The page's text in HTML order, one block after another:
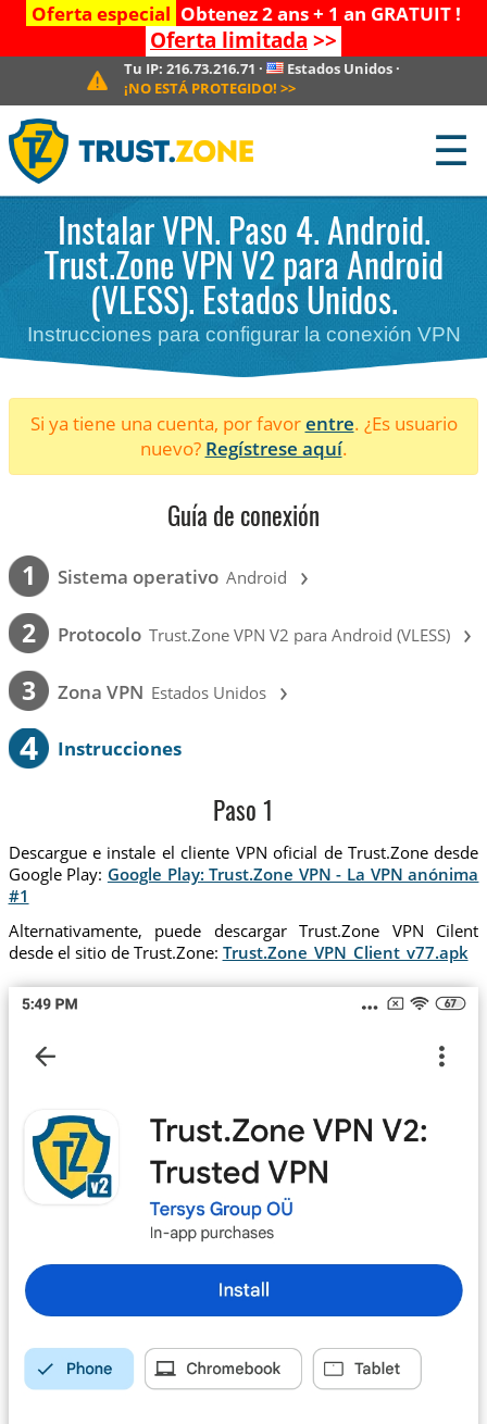
Oferta especial Obtenez 2 ans + 1 an GRATUIT !
Oferta limitada >>
Tu IP:216.73.216.71 · Estados Unidos·
¡NO ESTÁ PROTEGIDO! >>
☰
Instalar VPN. Paso 4. Android.
Trust.Zone VPN V2 para Android
(VLESS). Estados Unidos.
Instrucciones para configurar la conexión VPN
Si ya tiene una cuenta, por favorentre. ¿Es usuario
nuevo? Regístrese aquí.
Guía de conexión
1 Sistema operativo Android ›
2 Protocolo Trust.Zone VPN V2 para Android (VLESS) ›
3 Zona VPN Estados Unidos ›
4 Instrucciones
Paso 1
Descargue e instale el cliente VPN oficial de Trust.Zone desde
Google Play: Google Play: Trust.Zone VPN - La VPN anónima
#1
Alternativamente, puede descargar Trust.Zone VPN Cilent
desde el sitio de Trust.Zone: Trust.Zone_VPN_Client_v77.apk